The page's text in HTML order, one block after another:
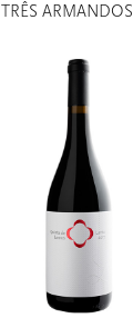
TRÊS ARMANDOS